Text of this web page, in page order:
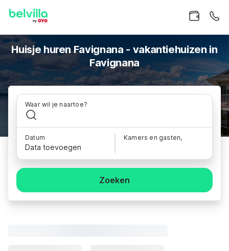
Huisje huren Favignana - vakantiehuizen in
Favignana
Waar wil je naartoe?
Datum
Data toevoegen
Kamers en gasten,
Zoeken